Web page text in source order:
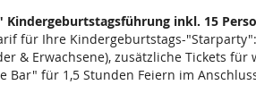
inkl. 15
für Ihre Kindergeburtstags-
& Erwachsene), zusätzliche Tickets
Bar" für 1,5 Stunden Feiern im